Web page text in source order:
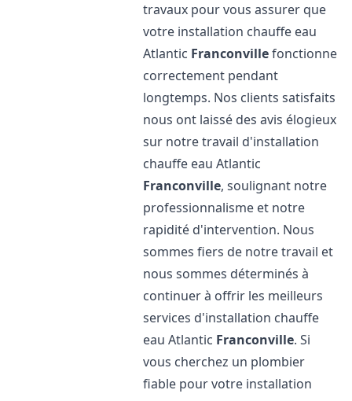
travaux pour vous assurer que
votre installation chauffe eau
Atlantic Franconvillefonctionne
correctement pendant
longtemps. Nos clients satisfaits
nous ont laissé des avis élogieux
sur notre travail d'installation
chauffe eau Atlantic
Franconville, soulignant notre
professionnalisme et notre
rapidité d'intervention. Nous
sommes fiers de notre travail et
nous sommes déterminés à
continuer à offrir les meilleurs
services d'installation chauffe
eau Atlantic Franconville. Si
vous cherchez un plombier
fiable pour votre installation